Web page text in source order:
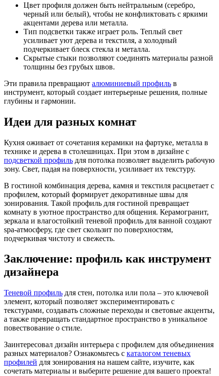
Цвет профиля должен быть нейтральным (серебро,
черный или белый), чтобы не конфликтовать с яркими
акцентами дерева или металла.
Тип подсветки также играет роль. Теплый свет
усиливает уют дерева и текстиля, а холодный
подчеркивает блеск стекла и металла.
Скрытые стыки позволяют соединять материалы разной
толщины без грубых швов.
Эти правила превращают алюминиевый профиль в
инструмент, который создает интерьерные решения, полные
глубины и гармонии.
Идеи для разных комнат
Кухня оживает от сочетания керамики на фартуке, металла в
технике и дерева в столешницах. При этом в дизайне с
подсветкой профиль для потолка позволяет выделить рабочую
зону. Свет, падая на поверхности, усиливает их текстуру.
В гостиной комбинация дерева, камня и текстиля расцветает с
профилем, который формирует декоративные швы для
зонирования. Такой профиль для гостиной превращает
комнату в уютное пространство для общения. Керамогранит,
зеркала и влагостойкий теневой профиль для ванной создают
spa-атмосферу, где свет скользит по поверхностям,
подчеркивая чистоту и свежесть.
Заключение: профиль как инструмент
дизайнера
Теневой профиль для стен, потолка или пола – это ключевой
элемент, который позволяет экспериментировать с
текстурами, создавать сложные переходы и световые акценты,
а также превращать стандартное пространство в уникальное
повествование о стиле.
Заинтересовал дизайн интерьера с профилем для объединения
разных материалов? Ознакомьтесь с каталогом теневых
профилей для зонирования на нашем сайте, изучите, как
сочетать материалы и выберите решение для вашего проекта!